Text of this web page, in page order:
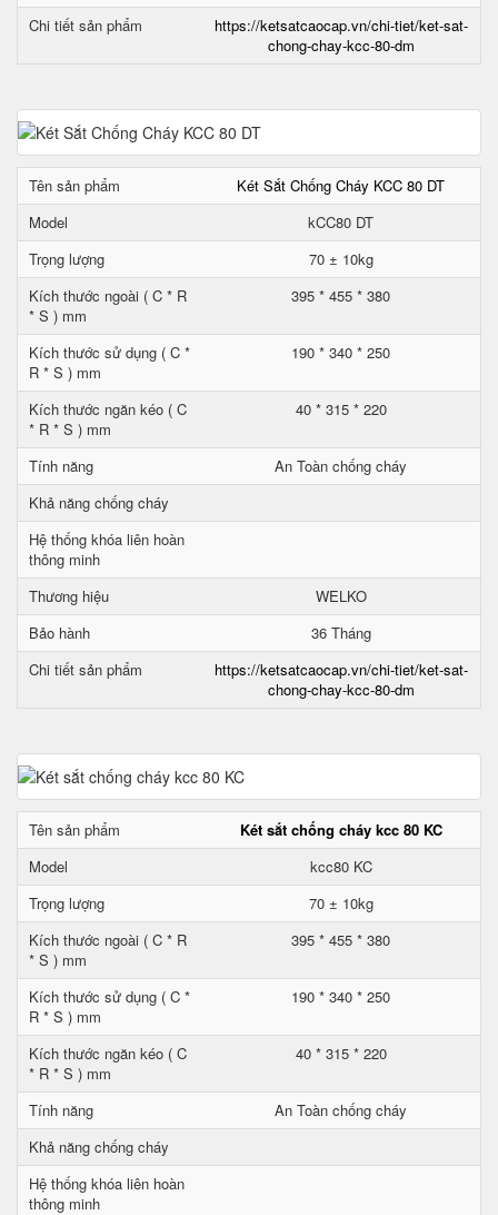
Chi tiết sản phẩm
https://ketsatcaocap.vn/chi-tiet/ket-sat-
chong-chay-kcc-80-dm
Tên sản phẩm
Két Sắt Chống Cháy KCC 80 DT
Model
kCC80 DT
Trọng lượng
70 ± 10kg
Kích thước ngoài ( C * R
* S ) mm
395 * 455 * 380
Kích thước sử dụng ( C *
R * S ) mm
190 * 340 * 250
Kích thước ngăn kéo ( C
* R * S ) mm
40 * 315 * 220
Tính năng
An Toàn chống cháy
Khả năng chống cháy
Hệ thống khóa liên hoàn
thông minh
Thương hiệu
WELKO
Bảo hành
36 Tháng
Chi tiết sản phẩm
https://ketsatcaocap.vn/chi-tiet/ket-sat-
chong-chay-kcc-80-dm
Tên sản phẩm
Két sắt chống cháy kcc 80 KC
Model
kcc80 KC
Trọng lượng
70 ± 10kg
Kích thước ngoài ( C * R
* S ) mm
395 * 455 * 380
Kích thước sử dụng ( C *
R * S ) mm
190 * 340 * 250
Kích thước ngăn kéo ( C
* R * S ) mm
40 * 315 * 220
Tính năng
An Toàn chống cháy
Khả năng chống cháy
Hệ thống khóa liên hoàn
thông minh